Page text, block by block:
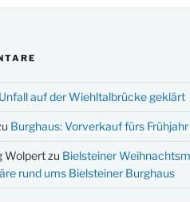
Unfall auf der Wiehltalbrücke geklärt
Burghaus: Vorverkauf fürs
Wolpertzu Bielsteiner
rund ums Bielsteiner Burghaus